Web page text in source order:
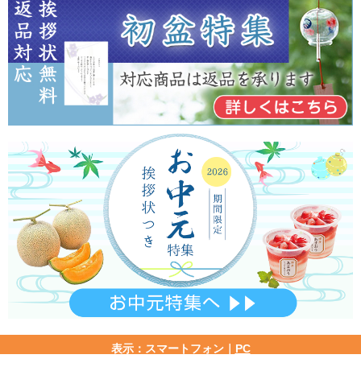
表示：スマートフォン｜ PC